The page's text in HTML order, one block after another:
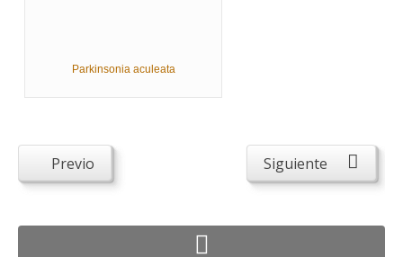
Parkinsonia aculeata
Previo Siguiente